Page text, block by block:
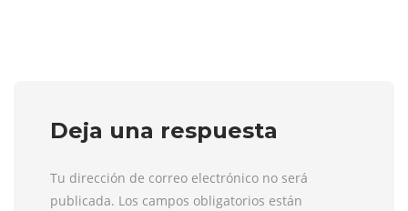
Deja una respuesta
Tu dirección de correo electrónico no será
publicada. Los campos obligatorios están